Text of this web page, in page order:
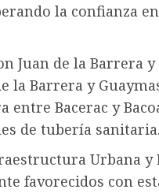
la confianza
Juan de la Barrera
la Barrera y
entre Bacerac y
de tubería sanitaria.
Urbana y
favorecidos con